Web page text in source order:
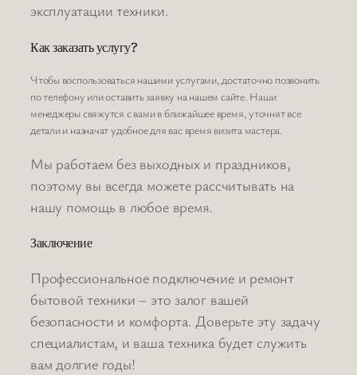
эксплуатации техники.
Как заказать услугу?
Чтобы воспользоваться нашими услугами, достаточно позвонить
по телефону или оставить заявку на нашем сайте. Наши
менеджеры свяжутся с вами в ближайшее время, уточнят все
детали и назначат удобное для вас время визита мастера.
Мы работаем без выходных и праздников,
поэтому вы всегда можете рассчитывать на
нашу помощь в любое время.
Заключение
Профессиональное подключение и ремонт
бытовой техники – это залог вашей
безопасности и комфорта. Доверьте эту задачу
специалистам, и ваша техника будет служить
вам долгие годы!